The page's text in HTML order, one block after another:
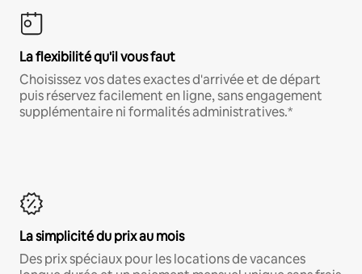
La flexibilité qu'il vous faut
Choisissez vos dates exactes d'arrivée et de départ
puis réservez facilement en ligne, sans engagement
supplémentaire ni formalités administratives.*
La simplicité du prix au mois
Des prix spéciaux pour les locations de vacances